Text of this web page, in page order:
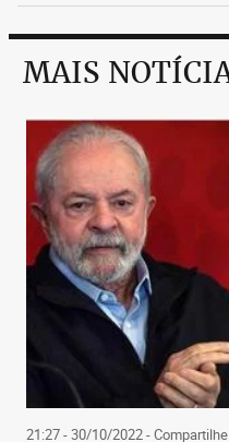
MAIS
21:27 - 30/10/2022- Compartilhe